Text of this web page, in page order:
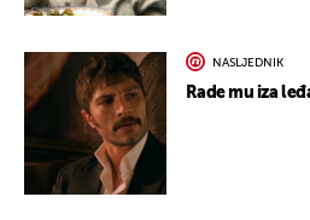
NASLJEDNIK
Rade mu iza